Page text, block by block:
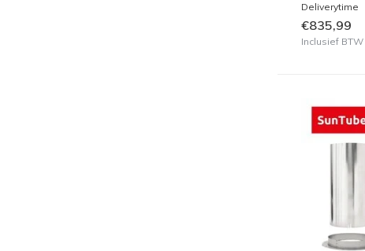
Deliverytime
€835,99
Inclusief BTW